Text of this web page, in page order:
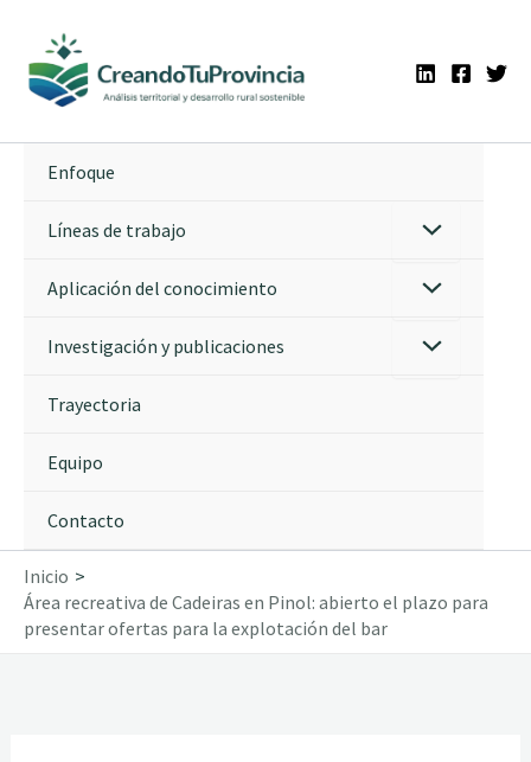
contenido
Enfoque
Líneas de trabajo
Aplicación del conocimiento
Investigación y publicaciones
Trayectoria
Equipo
Contacto
Inicio
Área recreativa de Cadeiras en Pinol: abierto el plazo para
presentar ofertas para la explotación del bar